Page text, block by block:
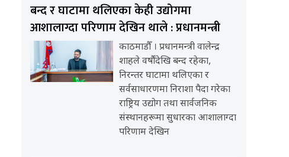
बन्द र घाटामा थलिएका केही उद्योगमा
आशालाग्दा परिणाम देखिन थाले : प्रधानमन्त्री
काठमाडौँ । प्रधानमन्त्री वालेन्द्र
शाहले वर्षौंदेखि बन्द रहेका,
निरन्तर घाटामा थलिएका र
सर्वसाधारणमा निराशा पैदा गरेका
राष्ट्रिय उद्योग तथा सार्वजनिक
संस्थानहरूमा सुधारका आशालाग्दा
परिणाम देखिन